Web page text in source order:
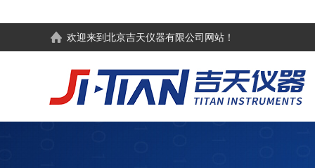
欢迎来到北京吉天仪器有限公司 网站！